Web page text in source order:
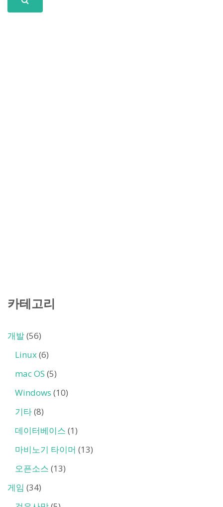
카테고리
개발(56)
Linux(6)
mac OS (5)
Windows (10)
기타(8)
데이터베이스 (1)
마비노기 타이머 (13)
오픈소스 (13)
게임 (34)